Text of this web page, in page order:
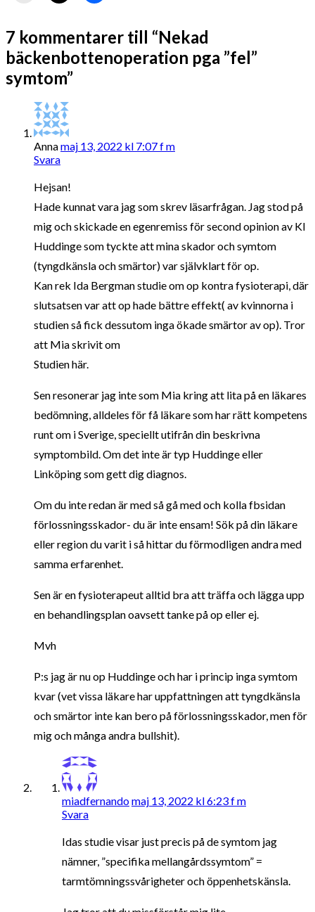
7 kommentarer till “Nekad
bäckenbottenoperation pga ”fel”
symtom”
Annamaj 13, 2022 kl 7:07 f m
Svara
Hejsan!
Hade kunnat vara jag som skrev läsarfrågan. Jag stod på
mig och skickade en egenremiss för second opinion av KI
Huddinge som tyckte att mina skador och symtom
(tyngdkänsla och smärtor) var självklart för op.
Kan rek Ida Bergman studie om op kontra fysioterapi, där
slutsatsen var att op hade bättre effekt( av kvinnorna i
studien så fick dessutom inga ökade smärtor av op). Tror
att Mia skrivit om
Studien här.
Sen resonerar jag inte som Mia kring att lita på en läkares
bedömning, alldeles för få läkare som har rätt kompetens
runt om i Sverige, speciellt utifrån din beskrivna
symptombild. Om det inte är typ Huddinge eller
Linköping som gett dig diagnos.
Om du inte redan är med så gå med och kolla fbsidan
förlossningsskador- du är inte ensam! Sök på din läkare
eller region du varit i så hittar du förmodligen andra med
samma erfarenhet.
Sen är en fysioterapeut alltid bra att träffa och lägga upp
en behandlingsplan oavsett tanke på op eller ej.
Mvh
P:s jag är nu op Huddinge och har i princip inga symtom
kvar (vet vissa läkare har uppfattningen att tyngdkänsla
och smärtor inte kan bero på förlossningsskador, men för
mig och många andra bullshit).
miadfernandomaj 13, 2022 kl 6:23 f m
Svara
Idas studie visar just precis på de symtom jag
nämner, ”specifika mellangårdssymtom” =
tarmtömningssvårigheter och öppenhetskänsla.